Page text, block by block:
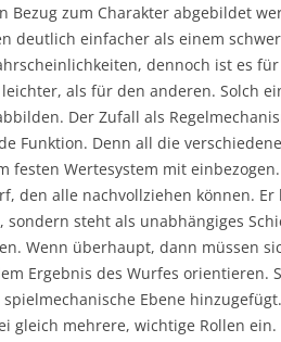
Bezug zum Charakter abgebildet
deutlich einfacher als einem
dennoch ist es
als für den anderen. Solch
Der Zufall als
Funktion. Denn all die
festen Wertesystem mit
den alle nachvollziehen können. Er
steht als unabhängiges
Wenn überhaupt, dann müssen
Ergebnis des Wurfes orientieren.
Ebene hinzugefügt.
gleich mehrere, wichtige Rollen ein.